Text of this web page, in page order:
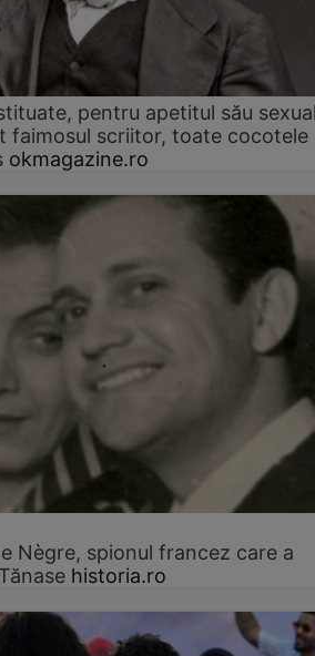
pentru apetitul său
faimosul scriitor, toate cocotele
okmagazine.ro
Nègre, spionul francez care a
historia.ro